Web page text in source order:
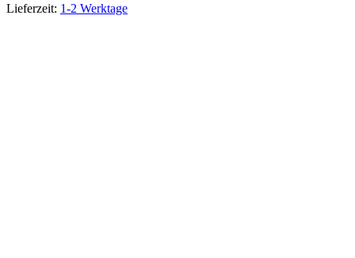
Lieferzeit: 1-2 Werktage